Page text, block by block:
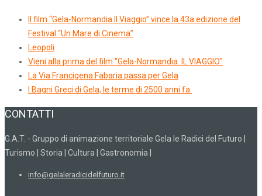
Il film “Gela-Normandia.Il Viaggio” vince la 43a edizione del
Festival “Un Mare di Cinema”
Leopoli
Vieni alla prima del film “Gela-Normandia. IL VIAGGIO”
La Via Francigena Fabaria passa per Gela
I Bagni Greci di Gela, le terme di 2500 anni fa.
CONTATTI
G.A.T. - Gruppo di animazione territoriale Gela le Radici del Futuro |
Turismo | Storia | Cultura | Gastronomia |
info@gelaleradicidelfuturo.it